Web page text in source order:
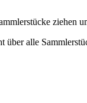
ziehen
alle